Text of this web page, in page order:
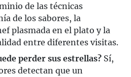
de las técnicas
de los sabores, la
plasmada en el plato y la
entre diferentes visitas.
perder sus estrellas? Sí,
detectan que un